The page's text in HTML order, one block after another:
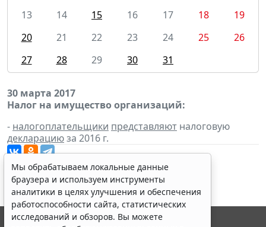
13
14 15 16 17 18
19
20
21 22 23 24 25
26
27
28 29 30 31
30 марта 2017
Налог на имущество организаций:
- налогоплательщики представляют налоговую
декларациюза 2016 г.
Мы обрабатываем локальные данные
браузера и используем инструменты
аналитики в целях улучшения и обеспечения
работоспособности сайта, статистических
исследований и обзоров. Вы можете